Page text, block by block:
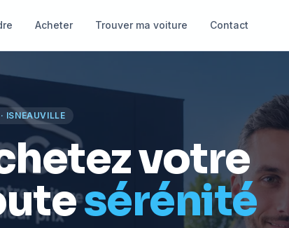
Acheter Trouver ma voiture Contact
· ISNEAUVILLE
votre
sérénité